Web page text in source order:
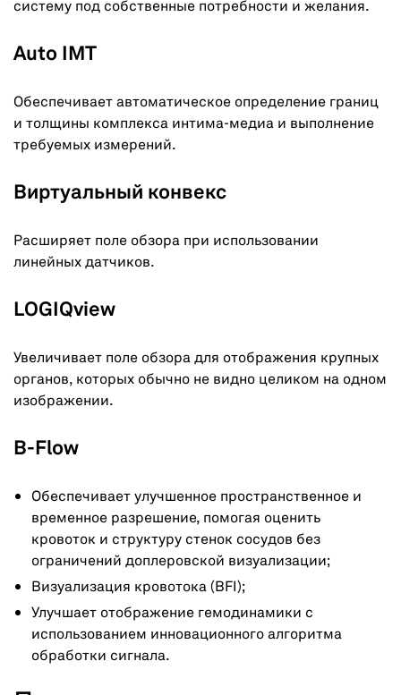
систему под собственные потребности и желания.
Auto IMT
Обеспечивает автоматическое определение границ
и толщины комплекса интима-медиа и выполнение
требуемых измерений.
Виртуальный конвекс
Расширяет поле обзора при использовании
линейных датчиков.
LOGIQview
Увеличивает поле обзора для отображения крупных
органов, которых обычно не видно целиком на одном
изображении.
B-Flow
Обеспечивает улучшенное пространственное и
временное разрешение, помогая оценить
кровоток и структуру стенок сосудов без
ограничений доплеровской визуализации;
Визуализация кровотока (BFI);
Улучшает отображение гемодинамики с
использованием инновационного алгоритма
обработки сигнала.